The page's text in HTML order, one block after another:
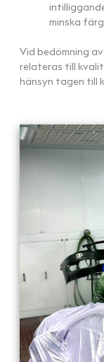
minska
Vid bedömning
relateras till
hänsyn tagen till